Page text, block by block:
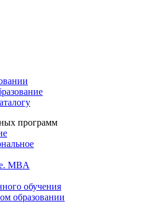
программ
MBA
обучения
образовании